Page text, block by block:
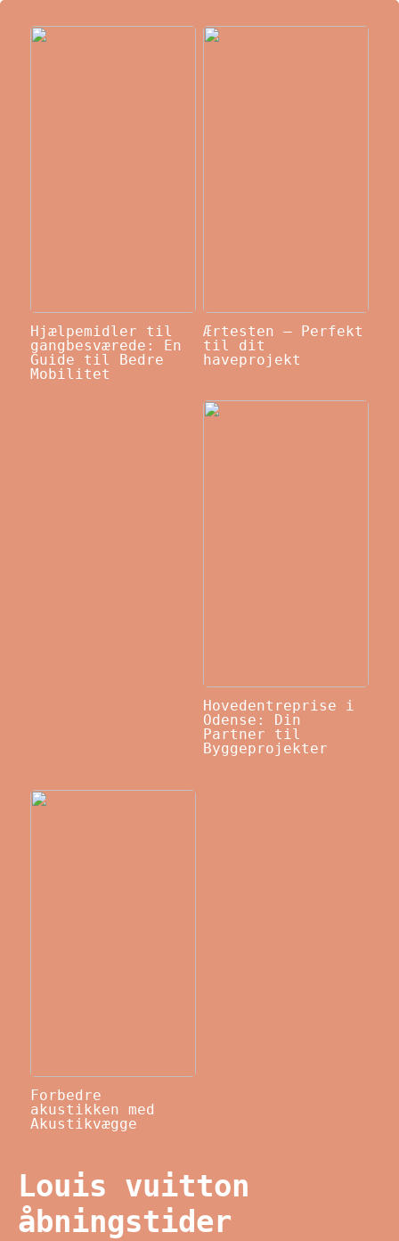
Hjælpemidler til
gangbesværede: En
Guide til Bedre
Mobilitet
Ærtesten – Perfekt
til dit
haveprojekt
Hovedentreprise i
Odense: Din
Partner til
Byggeprojekter
Forbedre
akustikken med
Akustikvægge
Louis vuitton
åbningstider